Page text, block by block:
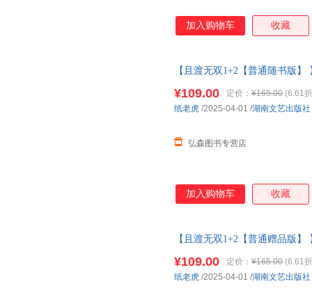
加入购物车 收藏
【且渡无双1+2【普通随书版】
¥109.00 定价： ¥165.00 (6.61
弘森图书专营店
纸老虎 /2025-04-01 /湖南文艺出版社
加入购物车 收藏
【且渡无双1+2【普通赠品版】
¥109.00 定价： ¥165.00 (6.61
纸老虎 /2025-04-01 /湖南文艺出版社